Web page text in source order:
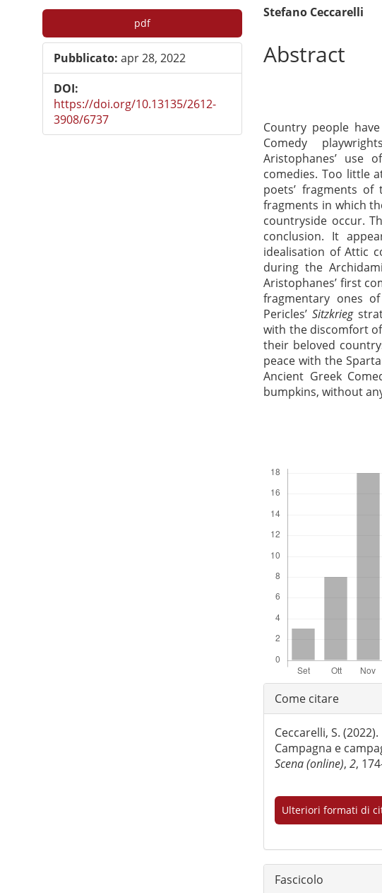
Barra
laterale
dell'articolo
pdf
Pubblicato: apr 28, 2022
DOI:
https://doi.org/10.13135/2612-
3908/6737
Contenuto
principale
dell'articolo
Stefano Ceccarelli
Abstract
Country people
Comedy
Aristophanes’ use
comedies. Too little
poets’ fragments of
fragments in which
countryside occur.
conclusion. It
idealisation of Attic
during the
Aristophanes’ first
fragmentary ones
Pericles’Sitzkrieg
with the discomfort
their beloved
peace with the
Ancient Greek
bumpkins, without
Dettagli
dell'articolo
Come citare
Ceccarelli, S.
Campagna e
Scena (online),2,
Ulteriori formati di
Fascicolo